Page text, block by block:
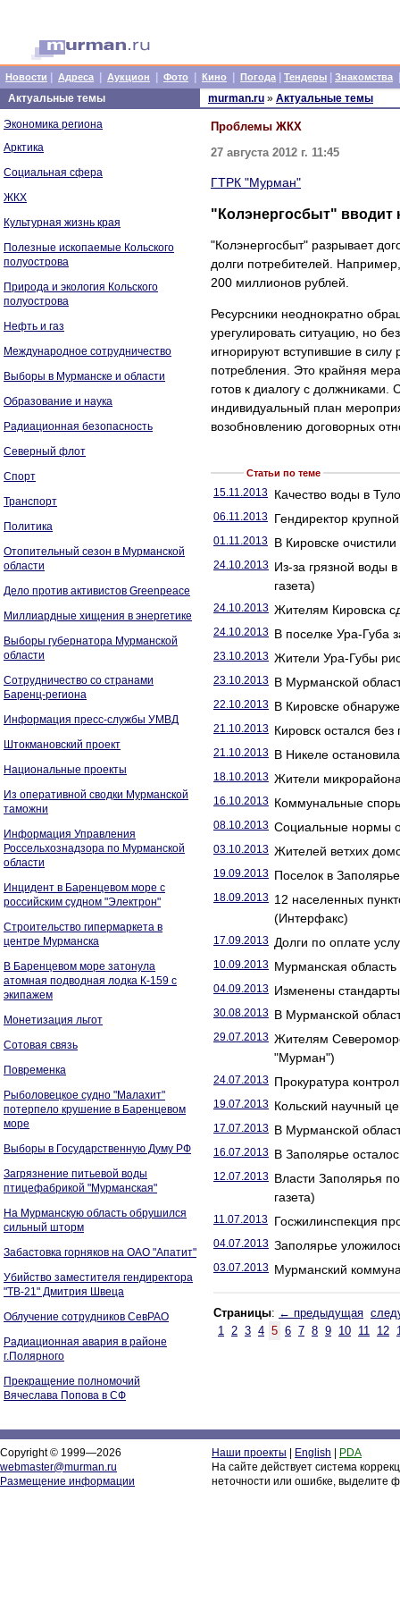
Новости Адреса Аукцион Фото Кино Погода Тендеры Знакомства
Актуальные темы
Экономика региона
Арктика
Социальная сфера
ЖКХ
Культурная жизнь края
Полезные ископаемые Кольского
полуострова
Природа и экология Кольского
полуострова
Нефть и газ
Международное сотрудничество
Выборы в Мурманске и области
Образование и наука
Радиационная безопасность
Северный флот
Спорт
Транспорт
Политика
Отопительный сезон в Мурманской
области
Дело против активистов Greenpeace
Миллиардные хищения в энергетике
Выборы губернатора Мурманской
области
Сотрудничество со странами
Баренц-региона
Информация пресс-службы УМВД
Штокмановский проект
Национальные проекты
Из оперативной сводки Мурманской
таможни
Информация Управления
Россельхознадзора по Мурманской
области
Инцидент в Баренцевом море с
российским судном "Электрон"
Строительство гипермаркета в
центре Мурманска
В Баренцевом море затонула
атомная подводная лодка К-159 с
экипажем
Монетизация льгот
Сотовая связь
Повременка
Рыболовецкое судно "Малахит"
потерпело крушение в Баренцевом
море
Выборы в Государственную Думу РФ
Загрязнение питьевой воды
птицефабрикой "Мурманская"
На Мурманскую область обрушился
сильный шторм
Забастовка горняков на ОАО "Апатит"
Убийство заместителя гендиректора
"ТВ-21" Дмитрия Швеца
Облучение сотрудников СевРАО
Радиационная авария в районе
г.Полярного
Прекращение полномочий
Вячеслава Попова в СФ
murman.ru » Актуальные темы
Проблемы ЖКХ
27 августа 2012 г. 11:45
ГТРК "Мурман"
"Колэнергосбыт" вводит
"Колэнергосбыт" разрывает
долги потребителей.
200 миллионов рублей.
Ресурсники неоднократно
урегулировать ситуацию, но
игнорируют вступившие в
потребления. Это крайняя
готов к диалогу с
индивидуальный план
возобновлению договорных
Статьи по теме
15.11.2013 Качество воды в
06.11.2013 Гендиректор
01.11.2013 В Кировске
24.10.2013 Из-за грязной воды
газета)
24.10.2013 Жителям Кировска
24.10.2013 В поселке Ура-Губа
23.10.2013 Жители Ура-Губы
23.10.2013 В Мурманской
22.10.2013 В Кировске
21.10.2013 Кировск остался
21.10.2013 В Никеле
18.10.2013 Жители
16.10.2013 Коммунальные
08.10.2013 Социальные нормы
03.10.2013 Жителей ветхих
19.09.2013 Поселок в
18.09.2013 12 населенных
(Интерфакс)
17.09.2013 Долги по оплате
10.09.2013 Мурманская область
04.09.2013 Изменены
30.08.2013 В Мурманской
29.07.2013 Жителям
"Мурман")
24.07.2013 Прокуратура
19.07.2013 Кольский научный
17.07.2013 В Мурманской
16.07.2013 В Заполярье
12.07.2013 Власти Заполярья
газета)
11.07.2013 Госжилинспекция
04.07.2013 Заполярье
03.07.2013 Мурманский
Страницы: ← предыдущая
1 2 3 4 5 6 7 8 9 10 11 12
Copyright © 1999—2026
webmaster@murman.ru
Размещение информации
Наши проекты English
PDA
На сайте действует система
неточности или ошибке, выделите